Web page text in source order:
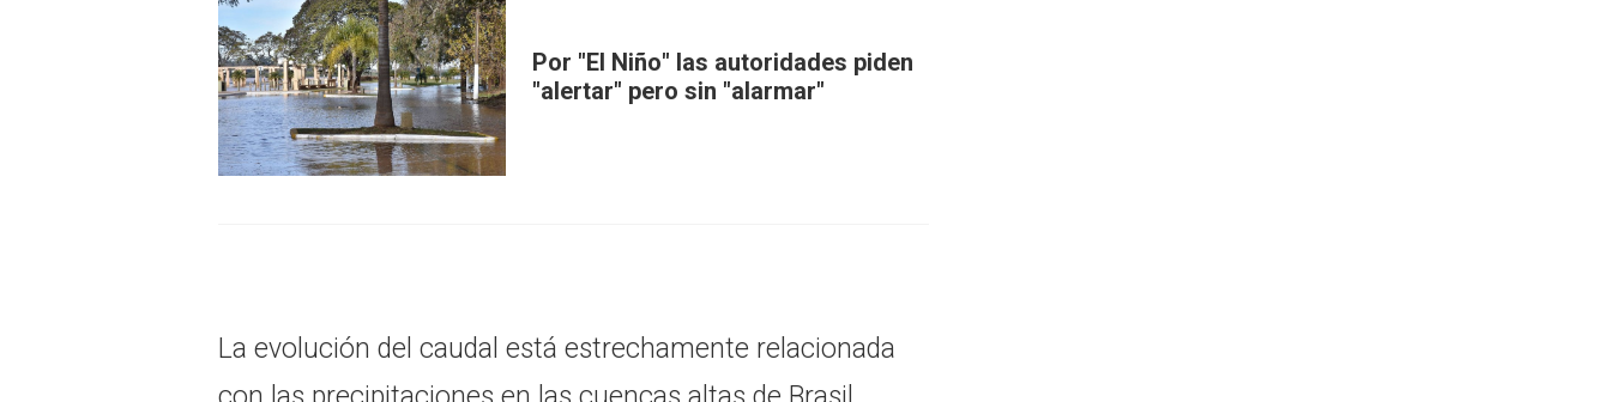
Por "El Niño" las autoridades piden
"alertar" pero sin "alarmar"
La evolución del caudal está estrechamente relacionada